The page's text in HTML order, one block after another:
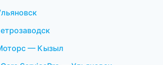
— Кызыл